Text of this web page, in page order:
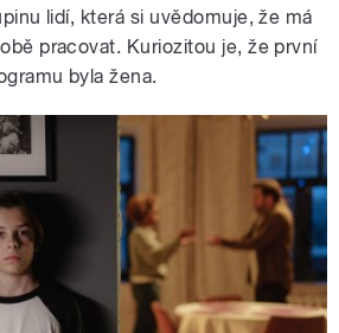
lidí, která si uvědomuje, že má
pracovat. Kuriozitou je, že první
byla žena.